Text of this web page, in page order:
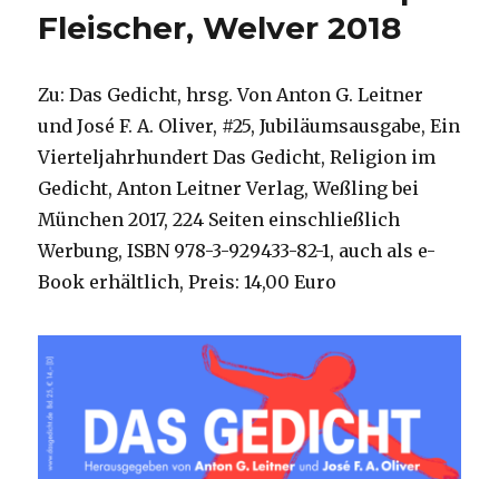
1-
4,
Fleischer,
2018
Fleischer, Welver 2018
Zu: Das Gedicht, hrsg. Von Anton G. Leitner
und José F. A. Oliver, #25, Jubiläumsausgabe, Ein
Vierteljahrhundert Das Gedicht, Religion im
Gedicht, Anton Leitner Verlag, Weßling bei
München 2017, 224 Seiten einschließlich
Werbung, ISBN 978-3-929433-82-1, auch als e-
Book erhältlich, Preis: 14,00 Euro